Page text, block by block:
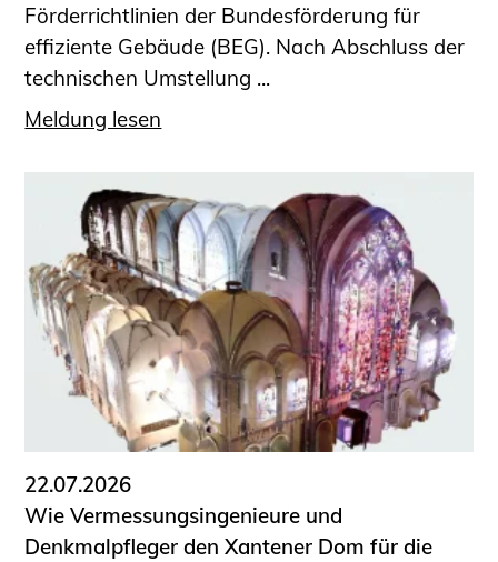
Förderrichtlinien der Bundesförderung für
effiziente Gebäude (BEG). Nach Abschluss der
technischen Umstellung ...
Meldung lesen
22.07.2026
Wie Vermessungsingenieure und
Denkmalpfleger den Xantener Dom für die